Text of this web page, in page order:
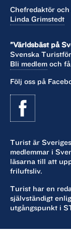
Chefredaktör
Linda Grimstedt
”Världsbäst på
Svenska
Bli medlem och
Följ oss på
Turist är
medlemmar i
läsarna till att
friluftsliv.
Turist har en
självständigt
utgångspunkt i